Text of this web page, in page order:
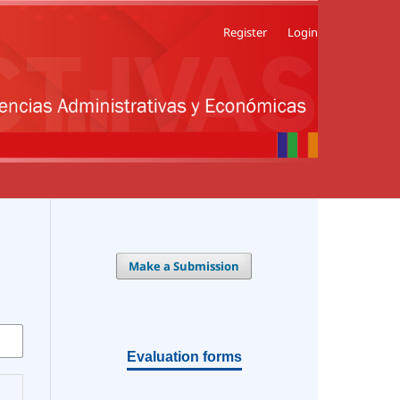
Register Login
Make a Submission
Evaluation forms